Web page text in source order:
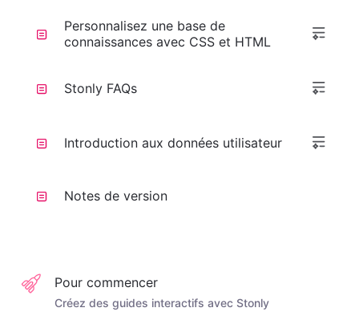
Personnalisez une base de
connaissances avec CSS et HTML
Stonly FAQs
Introduction aux données utilisateur
Notes de version
Pour commencer
Créez des guides interactifs avec Stonly